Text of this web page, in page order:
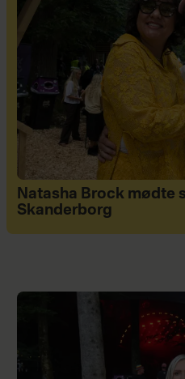
Natasha Brock mødte
Skanderborg